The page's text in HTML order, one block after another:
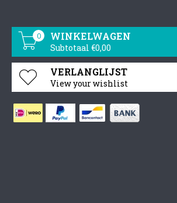
0 WINKELWAGEN
Subtotaal €0,00
VERLANGLIJST
View your wishlist